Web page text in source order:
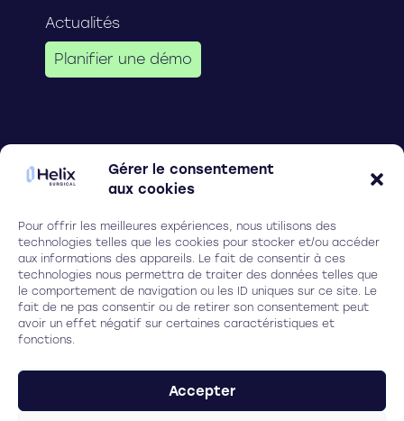
Gérer le consentement
aux cookies
Pour offrir les meilleures expériences, nous utilisons des
technologies telles que les cookies pour stocker et/ou accéder
aux informations des appareils. Le fait de consentir à ces
technologies nous permettra de traiter des données telles que
le comportement de navigation ou les ID uniques sur ce site. Le
fait de ne pas consentir ou de retirer son consentement peut
avoir un effet négatif sur certaines caractéristiques et
fonctions.
Accepter
Actualités
Planifier une démo
Legal
Cookies
Privacy policy
Parc Ampéris, Bât. Baya,
8 rue Adrienne Bolland, 33600 Pessac